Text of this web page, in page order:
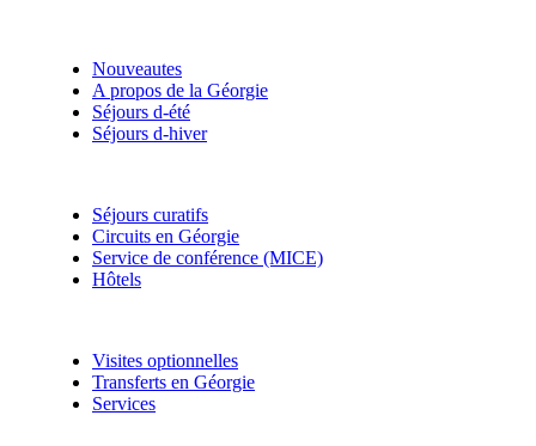
Nouveautes
A propos de la Géorgie
Séjours d-été
Séjours d-hiver
Séjours curatifs
Circuits en Géorgie
Service de conférence (MICE)
Hôtels
Visites optionnelles
Transferts en Géorgie
Services